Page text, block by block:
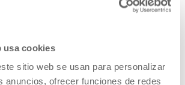
usa cookies
sitio web se usan para personalizar
anuncios, ofrecer funciones de redes
Blue, Ira Sachs
vive en Memphis junto a una
roll mucho mayor que ella.